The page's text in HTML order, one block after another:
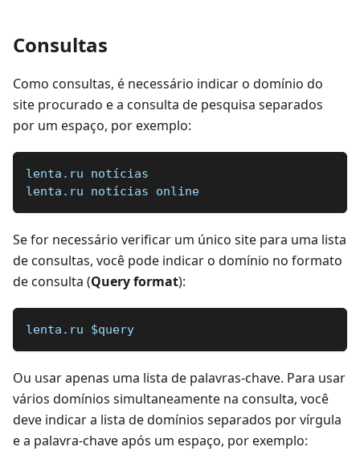
Consultas
Como consultas, é necessário indicar o domínio do
site procurado e a consulta de pesquisa separados
por um espaço, por exemplo:
lenta.ru notícias
lenta.ru notícias online
Se for necessário verificar um único site para uma lista
de consultas, você pode indicar o domínio no formato
de consulta (Query format):
lenta.ru $query
Ou usar apenas uma lista de palavras-chave. Para usar
vários domínios simultaneamente na consulta, você
deve indicar a lista de domínios separados por vírgula
e a palavra-chave após um espaço, por exemplo: